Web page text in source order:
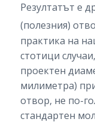
Резултатът е
(полезния)
практика на
стотици
проектен
милиметра)
отвор, не по-
стандартен